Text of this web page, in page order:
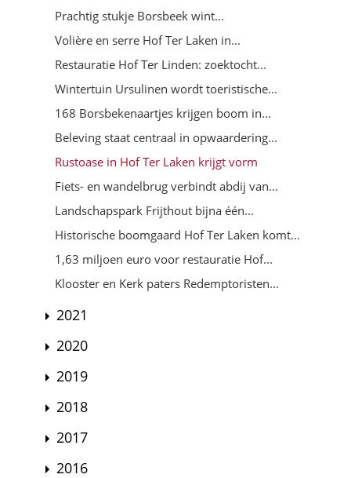
Prachtig stukje Borsbeek wint...
Volière en serre Hof Ter Laken in...
Restauratie Hof Ter Linden: zoektocht...
Wintertuin Ursulinen wordt toeristische...
168 Borsbekenaartjes krijgen boom in...
Beleving staat centraal in opwaardering...
Rustoase in Hof Ter Laken krijgt vorm
Fiets- en wandelbrug verbindt abdij van...
Landschapspark Frijthout bijna één...
Historische boomgaard Hof Ter Laken komt...
1,63 miljoen euro voor restauratie Hof...
Klooster en Kerk paters Redemptoristen...
2021
2020
2019
2018
2017
2016